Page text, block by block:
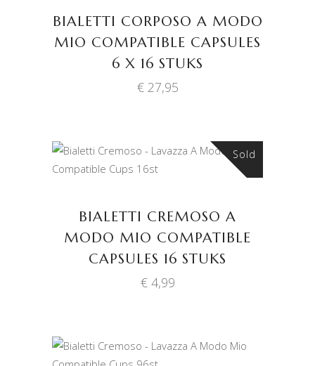
BIALETTI CORPOSO A MODO
MIO COMPATIBLE CAPSULES
6 X 16 STUKS
€27,95
Sold
LEES VERDER
BIALETTI CREMOSO A
MODO MIO COMPATIBLE
CAPSULES 16 STUKS
€4,99
TOEVOEGEN AAN